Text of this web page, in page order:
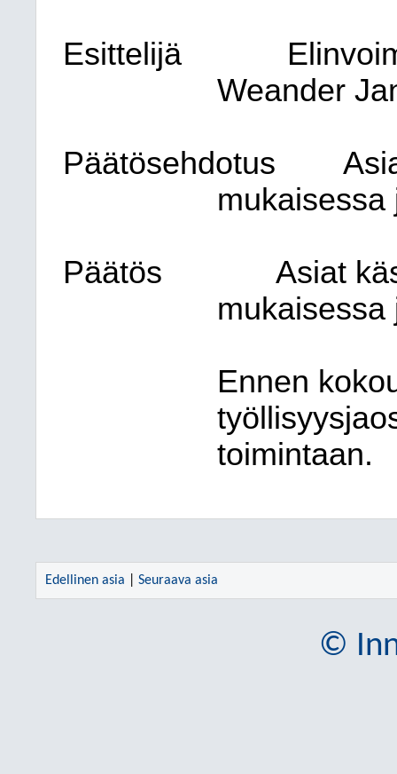
Esittelijä
Weander
Päätösehdotus
mukaisessa
Päätös
Asiat
mukaisessa
Ennen
toimintaan.
Edellinen asia Seuraava asia
©